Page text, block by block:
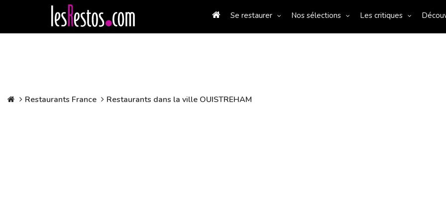
Se restaurer Nos sélections Les critiques
Restaurants France Restaurants dans la ville OUISTREHAM